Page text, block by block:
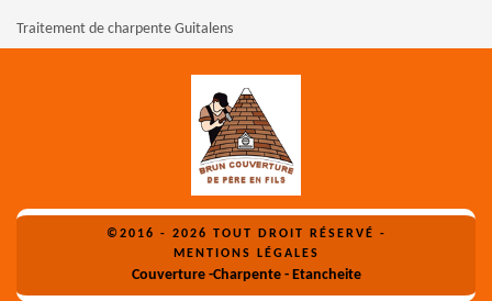
Traitement de charpente Guitalens
©2016 - 2026 TOUT DROIT RÉSERVÉ -
MENTIONS LÉGALES
Couverture -Charpente - Etancheite